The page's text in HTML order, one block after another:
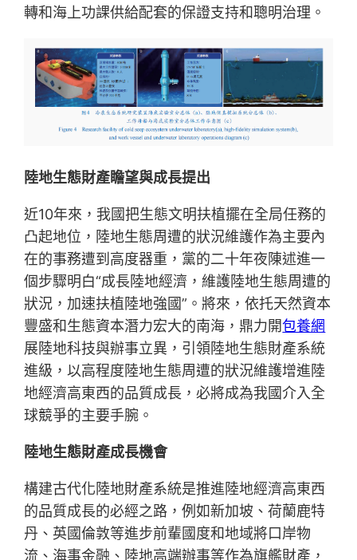
轉和海上功課供給配套的保證支持和聰明治理。
陸地生態財產瞻望與成長提出
近10年來，我國把生態文明扶植擺在全局任務的
凸起地位，陸地生態周遭的狀況維護作為主要內
在的事務遭到高度器重，黨的二十年夜陳述進一
個步驟明白“成長陸地經濟，維護陸地生態周遭的
狀況，加速扶植陸地強國”。將來，依托天然資本
豐盛和生態資本潛力宏大的南海，鼎力開包養網
展陸地科技與辦事立異，引領陸地生態財產系統
進級，以高程度陸地生態周遭的狀況維護增進陸
地經濟高東西的品質成長，必將成為我國介入全
球競爭的主要手腕。
陸地生態財產成長機會
構建古代化陸地財產系統是推進陸地經濟高東西
的品質成長的必經之路，例如新加坡、荷蘭鹿特
丹、英國倫敦等進步前輩國度和地域將口岸物
流、海事金融、陸地高端辦事等作為旗艦財產，